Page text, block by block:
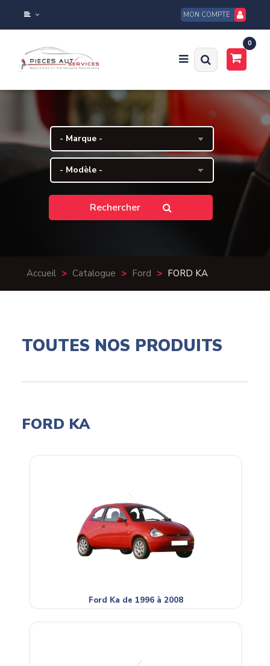
MON COMPTE
0
Accueil > Catalogue > Ford > FORD KA
Ford Ka de 1996 à 2008
TOUTES NOS PRODUITS
FORD KA